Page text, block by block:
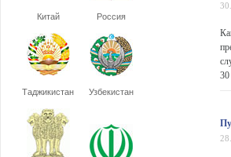
Китай Россия
Таджикистан Узбекистан
30